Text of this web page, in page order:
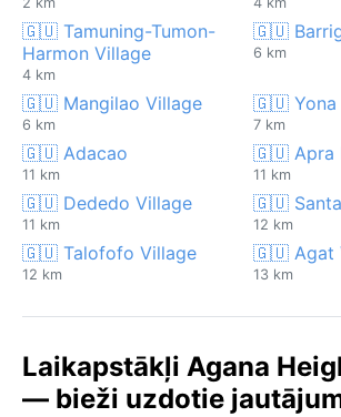
🇬🇺 Tamuning-Tumon-
Harmon Village
4 km
🇬🇺
6 km
🇬🇺 Mangilao Village
6 km
🇬🇺 Yona
7 km
🇬🇺 Adacao
11 km
🇬🇺 Apra
11 km
🇬🇺 Dededo Village
11 km
🇬🇺 Santa
12 km
🇬🇺 Talofofo Village
12 km
🇬🇺 Agat
13 km
Laikapstākļi Agana
— bieži uzdotie